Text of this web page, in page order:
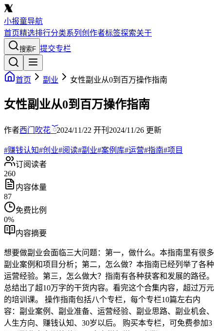
小报童导航
首页精选排行分类系列 创作者标签探索关于
搜索F 提交专栏
首页 副业 女性副业从0到百万操作指南
女性副业从0到百万操作指南
作者西门吹花 ོ2024/11/22 开刊 2024/11/26 更新
#赚钱认知#创业#阅读#副业#案例库#运营#指南#项目
订阅读者
260
内容体量
87
免费比例
0%
内容摘要
想要做副业会面临三大问题：第一，做什么。本指南里有很多
副业案例和项目分析；第二，怎么做？本指南已经列举了各种
运营经验。第三，怎么做大？指南有各种获客和发展的路径。
总结出了超10万字的干货内容。看完这个合集内容，超过万元
的培训课。 操作指南包括八个专栏，每个专栏10篇左右内
容：副业案例、副业准备、运营经验、副业思路、副业机会、
人生方向、赚钱认知、30岁以后。 购买本专栏，可免费参加3